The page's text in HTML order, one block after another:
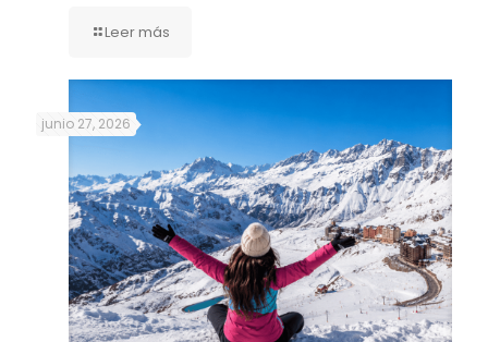
Leer más
junio 27, 2026